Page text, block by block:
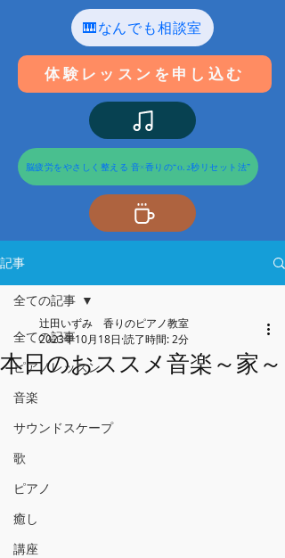
🎹なんでも相談室
体験レッスンを申し込む
脳疲労をやさしく整える 音×香りの“0.2秒リセット法”
記事
全ての記事
ピアノレッスン
音楽
サウンドスケープ
歌
ピアノ
癒し
講座
全ての記事
本日のおススメ音楽～家～
辻田いずみ 香りのピアノ教室
2023年10月18日 読了時間: 2分